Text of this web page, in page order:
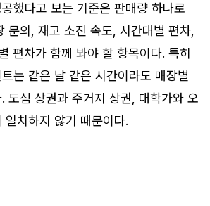
했다고 보는 기준은 판매량 하나로
문의, 재고 소진 속도, 시간대별 편차,
편차가 함께 봐야 할 항목이다. 특히
는 같은 날 같은 시간이라도 매장별
도심 상권과 주거지 상권, 대학가와 오
일치하지 않기 때문이다.